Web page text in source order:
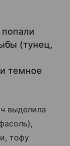
(тунец,
темное
выделила
тофу